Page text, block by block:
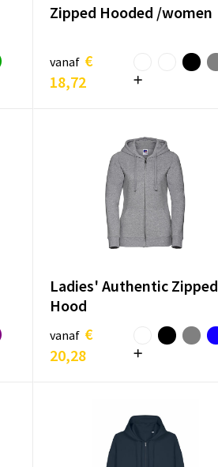
Zipped Hooded /women
vanaf €
18,72
Ladies' Authentic Zipped
Hood
vanaf €
20,28